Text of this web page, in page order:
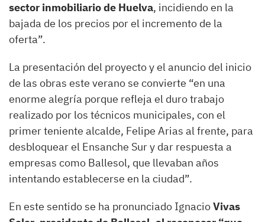
sector inmobiliario de Huelva, incidiendo en la
bajada de los precios por el incremento de la
oferta”.
La presentación del proyecto y el anuncio del inicio
de las obras este verano se convierte “en una
enorme alegría porque refleja el duro trabajo
realizado por los técnicos municipales, con el
primer teniente alcalde, Felipe Arias al frente, para
desbloquear el Ensanche Sur y dar respuesta a
empresas como Ballesol, que llevaban años
intentando establecerse en la ciudad”.
En este sentido se ha pronunciado IgnacioVivas